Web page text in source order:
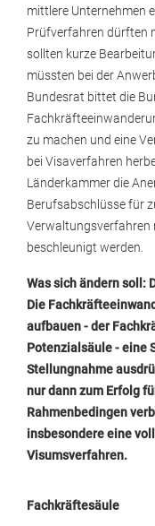
mittlere Unternehmen
Prüfverfahren dürften
sollten kurze
müssten bei der
Bundesrat bittet die
zu machen und eine
bei Visaverfahren
Länderkammer die
Berufsabschlüsse für
Verwaltungsverfahren
beschleunigt werden.
Was sich ändern soll:
Die
aufbauen - der
Potenzialsäule - eine
Stellungnahme
nur dann zum Erfolg
Rahmenbedingen
insbesondere eine
Visumsverfahren.
Fachkräftesäule